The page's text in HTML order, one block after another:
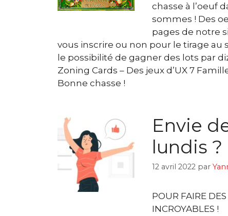
chasse à l’oeuf
sommes ! Des
pages de notre
vous inscrire ou non pour le tirage au
le possibilité de gagner des lots par
Zoning Cards – Des jeux d’UX 7
Bonne chasse !
Envie
lundis ?
12 avril 2022 par
POUR FAIRE
INCROYABLES !